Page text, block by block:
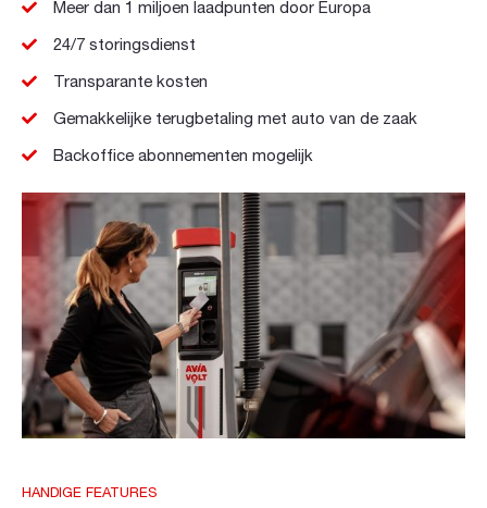
Meer dan 1 miljoen laadpunten door Europa
24/7 storingsdienst
Transparante kosten
Gemakkelijke terugbetaling met auto van de zaak
Backoffice abonnementen mogelijk
HANDIGE FEATURES